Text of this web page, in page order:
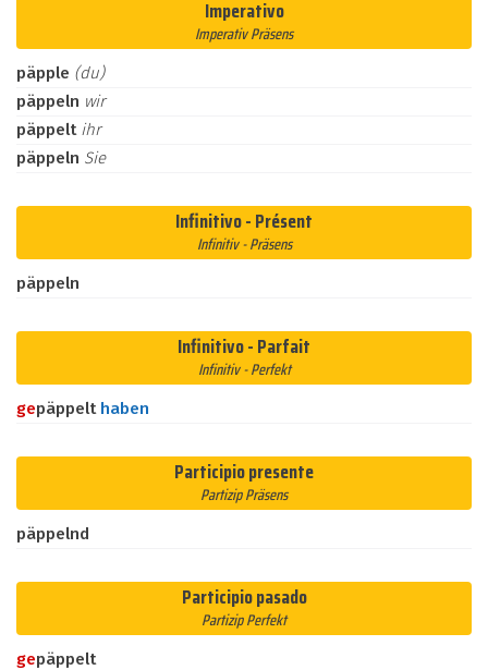
Imperativo
Imperativ Präsens
päpple (du)
päppeln wir
päppelt ihr
päppeln Sie
Infinitivo - Présent
Infinitiv - Präsens
päppeln
Infinitivo - Parfait
Infinitiv - Perfekt
gepäppelt haben
Participio presente
Partizip Präsens
päppelnd
Participio pasado
Partizip Perfekt
gepäppelt